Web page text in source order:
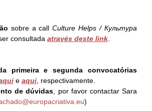
sobre a callCulture Helps / Культура
consultada através deste link.
primeira e segunda convocatórias
e aqui , respectivamente.
de dúvidas , por favor contactar Sara
)